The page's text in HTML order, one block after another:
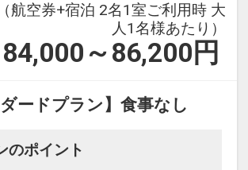
（航空券+宿泊 2名1室ご利用時 大
人1名様あたり）
84,000～86,200 円
ダードプラン】食事なし
のポイント